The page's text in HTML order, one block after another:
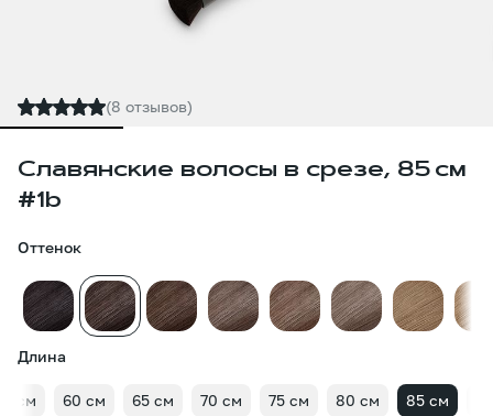
(8 отзывов)
Славянские волосы в срезе, 85 см
#1b
Оттенок
Длина
см 60 см 65 см 70 см 75 см 80 см 85 см